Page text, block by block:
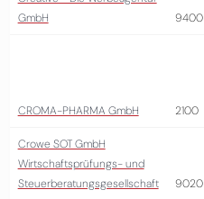
GmbH
9400
CROMA-PHARMA GmbH 2100
Crowe SOT GmbH
Wirtschaftsprüfungs- und
Steuerberatungsgesellschaft
9020